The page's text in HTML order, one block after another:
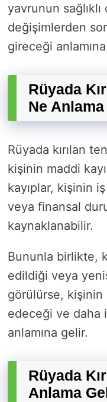
yavrunun
değişimlerden
gireceği
Rüyada
Ne
Rüyada kırılan
kişinin maddi
kayıplar, kişinin
veya finansal
kaynaklanabilir.
Bununla birlikte,
edildiği veya
görülürse, kişinin
edeceği ve daha
anlamına gelir.
Rüyada
Anlama